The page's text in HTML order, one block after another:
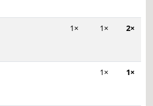
1× 1× 2×
1× 1×